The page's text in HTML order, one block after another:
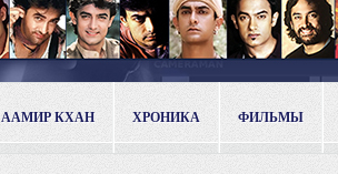
ААМИР КХАН ХРОНИКА ФИЛЬМЫ